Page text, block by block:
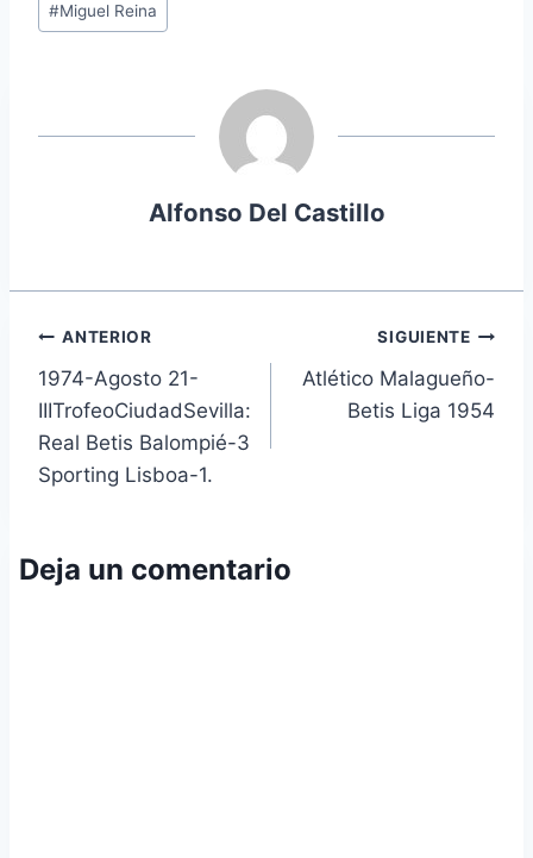
#Miguel Reina
Alfonso Del Castillo
Navegación
de
entradas
ANTERIOR
1974-Agosto 21-
IIITrofeoCiudadSevilla:
Real Betis Balompié-3
Sporting Lisboa-1.
SIGUIENTE
Atlético Malagueño-
Betis Liga 1954
Deja un comentario